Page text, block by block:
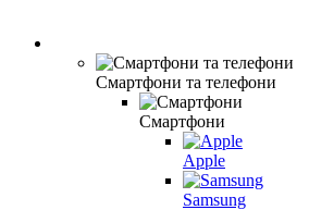
Смартфони та телефони
Смартфони
Apple
Samsung